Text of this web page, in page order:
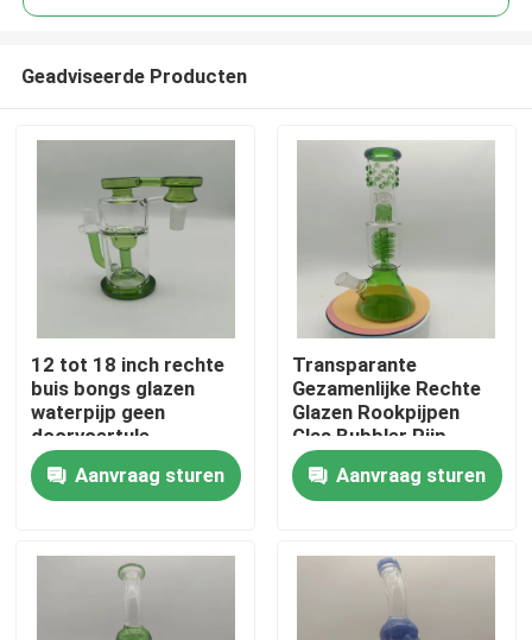
Thuis
Producten
Geadviseerde Producten
12 tot 18 inch rechte
buis bongs glazen
waterpijp geen
doorvoertule
Aanvraag sturen
Transparante
Gezamenlijke Rechte
Glazen Rookpijpen
Glas Bubbler Pijp
14mm 18mm
Aanvraag sturen